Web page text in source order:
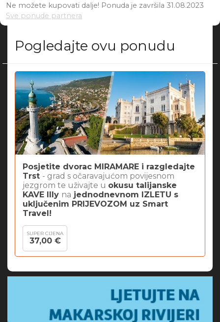
Ne možete kupovati dalje! Ponuda je završila 31.08.2023
Sve ponude partnera
Pogledajte ovu ponudu
Posjetite dvorac MIRAMARE i razgledajte
Trst - grad s očaravajućom povijesnom
jezgrom te uživajte u okusu talijanske
KAVE Illy na jednodnevnom IZLETU s
uključenim PRIJEVOZOM uz Smart
Travel!
SUPER CIJENA
37,00 €